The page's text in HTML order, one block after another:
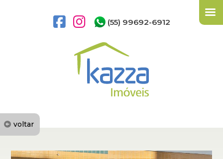
(55) 99692-6912
voltar